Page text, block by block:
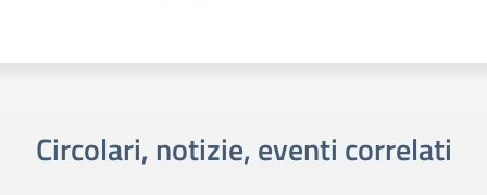
Circolari, notizie, eventi correlati